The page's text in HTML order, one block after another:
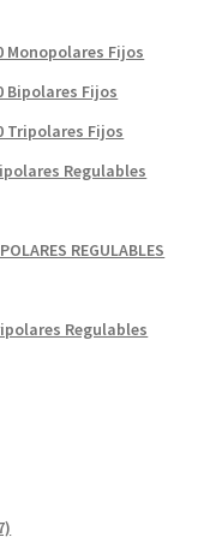
Monopolares Fijos
Bipolares Fijos
Tripolares Fijos
Regulables
REGULABLES
Regulables